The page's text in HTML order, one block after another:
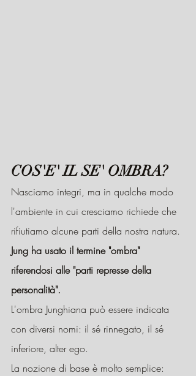
COS'E' IL SE' OMBRA?
Nasciamo integri, ma in qualche modo
l'ambiente in cui cresciamo richiede che
rifiutiamo alcune parti della nostra natura.
Jung ha usato il termine "ombra"
riferendosi alle "parti represse della
personalità".
L'ombra Junghiana può essere indicata
con diversi nomi: il sé rinnegato, il sé
inferiore, alter ego.
La nozione di base è molto semplice: